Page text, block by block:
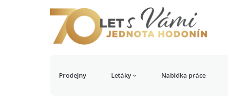
Prodejny Letáky Nabídka práce